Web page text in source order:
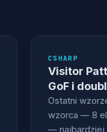
CSHARP
Visitor
GoF i
Ostatni
wzorca — 8
— najbardziej